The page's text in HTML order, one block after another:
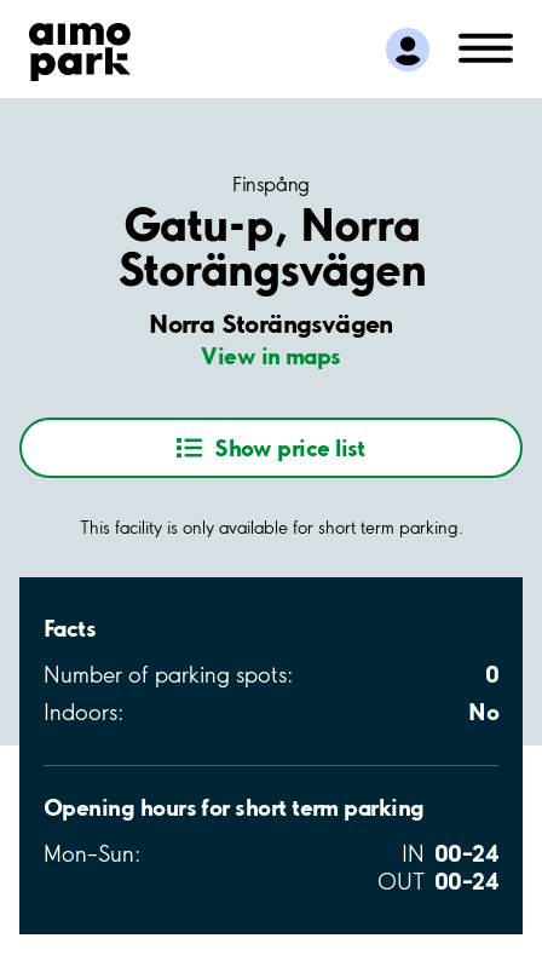
Find Parking
Partner with us
Customer Support
Finspång
Gatu-p, Norra
Storängsvägen
Norra Storängsvägen
View in maps
Show price list
This facility is only available for short term parking.
Facts
Number of parking spots: 0
Indoors: No
Opening hours for short term parking
Mon–Sun: IN 00–24
OUT 00–24